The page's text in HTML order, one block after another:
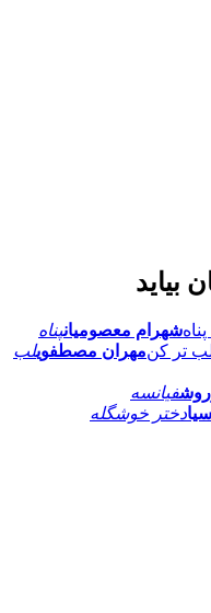
معصومیانپناه
مهران مصطفویلب
خوشگله